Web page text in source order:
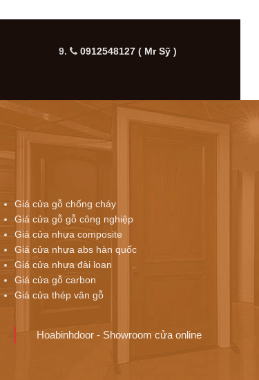
9. 0912548127 ( Mr Sỹ )
Giá cửa gỗ chống cháy
Giá cửa gỗ gỗ công nghiệp
Giá cửa nhựa composite
Giá cửa nhựa abs hàn quốc
Giá cửa nhựa đài loan
Giá cửa gỗ carbon
Giá cửa thép vân gỗ
Hoabinhdoor - Showroom cửa online